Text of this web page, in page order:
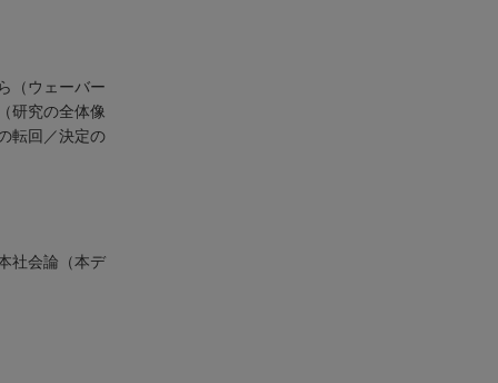
（ウェーバー
研究の全体像
転回／決定の
社会論（本デ